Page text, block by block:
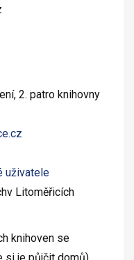
2. patro knihovny
uživatele
Litoměřicích
knihoven se
si je půjčit domů).